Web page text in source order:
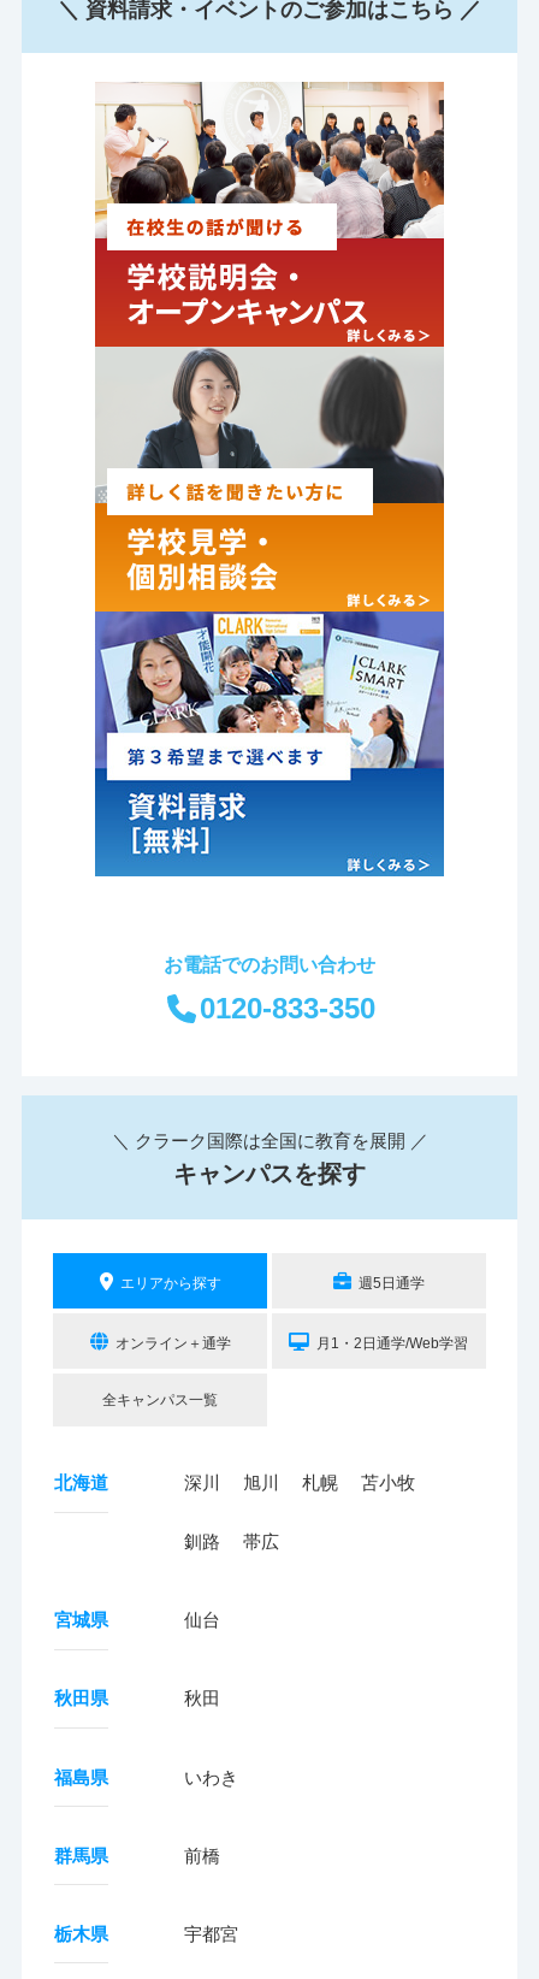
＼ 資料請求・イベントのご参加はこちら ／
お電話でのお問い合わせ
0120-833-350
＼ クラーク国際は全国に教育を展開 ／
キャンパスを探す
エリアから探す 週5日通学
オンライン＋通学 月1・2日通学/Web学習
全キャンパス一覧
北海道 深川 旭川 札幌 苫小牧
釧路 帯広
宮城県 仙台
秋田県 秋田
福島県 いわき
群馬県 前橋
栃木県 宇都宮